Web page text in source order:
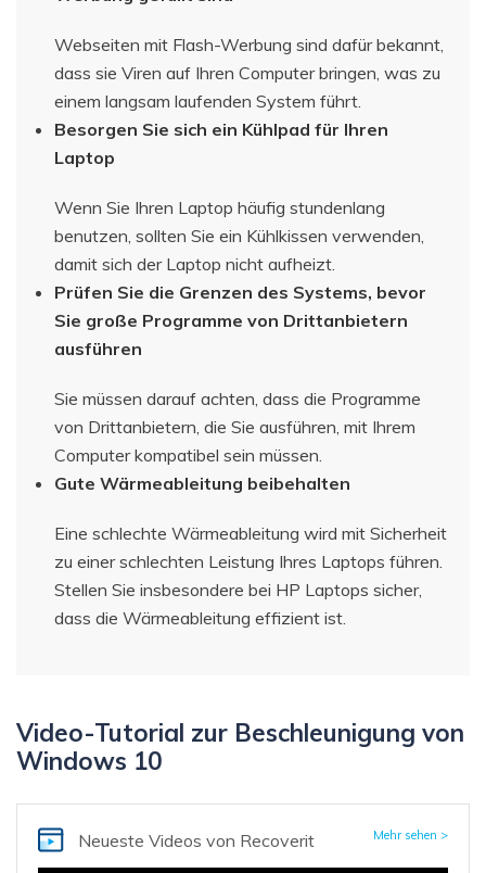
Webseiten mit Flash-Werbung sind dafür bekannt,
dass sie Viren auf Ihren Computer bringen, was zu
einem langsam laufenden System führt.
Besorgen Sie sich ein Kühlpad für Ihren
Laptop
Wenn Sie Ihren Laptop häufig stundenlang
benutzen, sollten Sie ein Kühlkissen verwenden,
damit sich der Laptop nicht aufheizt.
Prüfen Sie die Grenzen des Systems, bevor
Sie große Programme von Drittanbietern
ausführen
Sie müssen darauf achten, dass die Programme
von Drittanbietern, die Sie ausführen, mit Ihrem
Computer kompatibel sein müssen.
Gute Wärmeableitung beibehalten
Eine schlechte Wärmeableitung wird mit Sicherheit
zu einer schlechten Leistung Ihres Laptops führen.
Stellen Sie insbesondere bei HP Laptops sicher,
dass die Wärmeableitung effizient ist.
Video-Tutorial zur Beschleunigung von
Windows 10
Neueste Videos von Recoverit Mehr sehen >